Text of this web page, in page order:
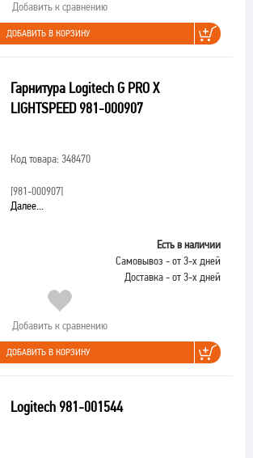
Добавить к сравнению
ДОБАВИТЬ В КОРЗИНУ
Гарнитура Logitech G PRO X
LIGHTSPEED 981-000907
Код товара: 348470
[981-000907]
Далее...
Есть в наличии
Самовывоз - от 3-х дней
Доставка - от 3-х дней
Добавить к сравнению
ДОБАВИТЬ В КОРЗИНУ
Logitech 981-001544